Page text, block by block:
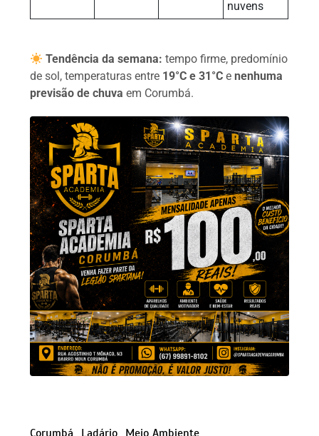
nuvens
Tendência da semana: tempo firme, predomínio
de sol, temperaturas entre 19°C e 31°C enenhuma
previsão de chuva em Corumbá.
Corumbá Ladário Meio Ambiente